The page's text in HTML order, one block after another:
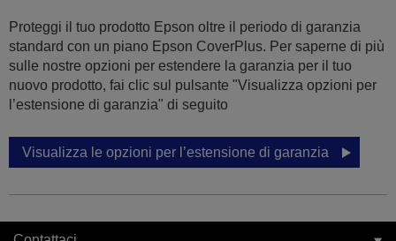
Proteggi il tuo prodotto Epson oltre il periodo di garanzia
standard con un piano Epson CoverPlus. Per saperne di più
sulle nostre opzioni per estendere la garanzia per il tuo
nuovo prodotto, fai clic sul pulsante "Visualizza opzioni per
l’estensione di garanzia" di seguito
Visualizza le opzioni per l’estensione di garanzia